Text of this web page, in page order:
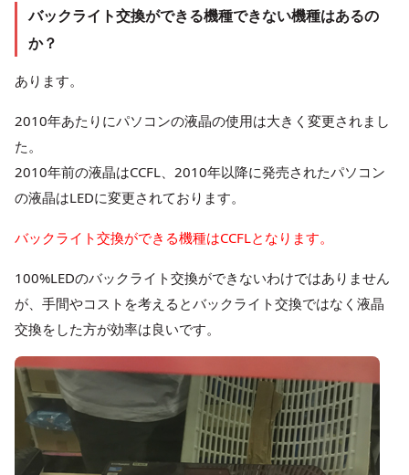
バックライト交換ができる機種できない機種はあるの
か？
あります。
2010年あたりにパソコンの液晶の使用は大きく変更されまし
た。
2010年前の液晶はCCFL、2010年以降に発売されたパソコン
の液晶はLEDに変更されております。
バックライト交換ができる機種はCCFLとなります。
100%LEDのバックライト交換ができないわけではありません
が、手間やコストを考えるとバックライト交換ではなく液晶
交換をした方が効率は良いです。